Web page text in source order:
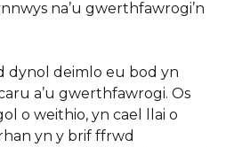
na’u gwerthfawrogi’n
dynol deimlo eu bod yn
a’u gwerthfawrogi. Os
o weithio, yn cael llai o
yn y brif ffrwd